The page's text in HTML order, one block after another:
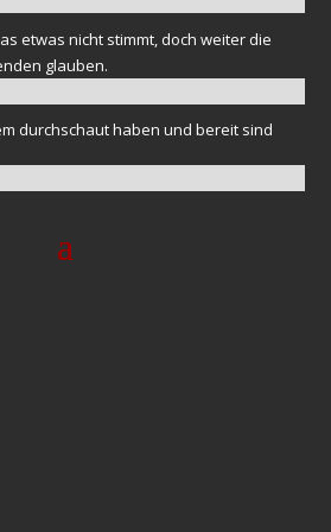
etwas nicht stimmt, doch weiter die
glauben.
durchschaut haben und bereit sind